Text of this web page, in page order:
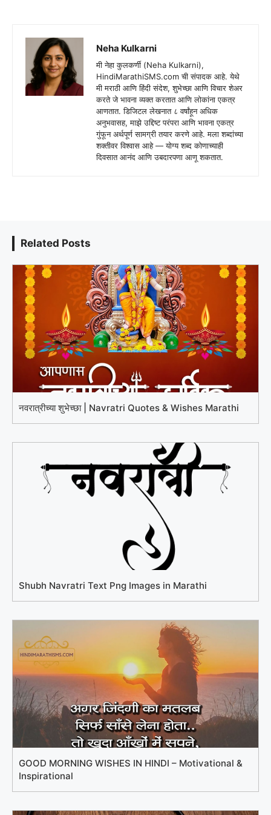
Neha Kulkarni
मी नेहा कुलकर्णी (Neha Kulkarni),
HindiMarathiSMS.com ची संपादक आहे. येथे
मी मराठी आणि हिंदी संदेश, शुभेच्छा आणि विचार शेअर
करते जे भावना व्यक्त करतात आणि लोकांना एकत्र
आणतात. डिजिटल लेखनात ८ वर्षांहून अधिक
अनुभवासह, माझे उद्दिष्ट परंपरा आणि भावना एकत्र
गुंफून अर्थपूर्ण सामग्री तयार करणे आहे. मला शब्दांच्या
शक्तीवर विश्वास आहे — योग्य शब्द कोणाच्याही
दिवसात आनंद आणि उबदारपणा आणू शकतात.
Related Posts
नवरात्रीच्या शुभेच्छा | Navratri Quotes & Wishes Marathi
Shubh Navratri Text Png Images in Marathi
GOOD MORNING WISHES IN HINDI – Motivational &
Inspirational